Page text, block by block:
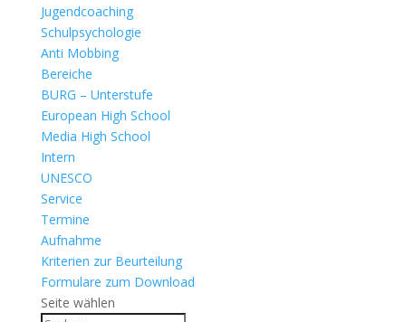
Jugendcoaching
Schulpsychologie
Anti Mobbing
Bereiche
BURG – Unterstufe
European High School
Media High School
Intern
UNESCO
Service
Termine
Aufnahme
Kriterien zur Beurteilung
Formulare zum Download
Seite wählen